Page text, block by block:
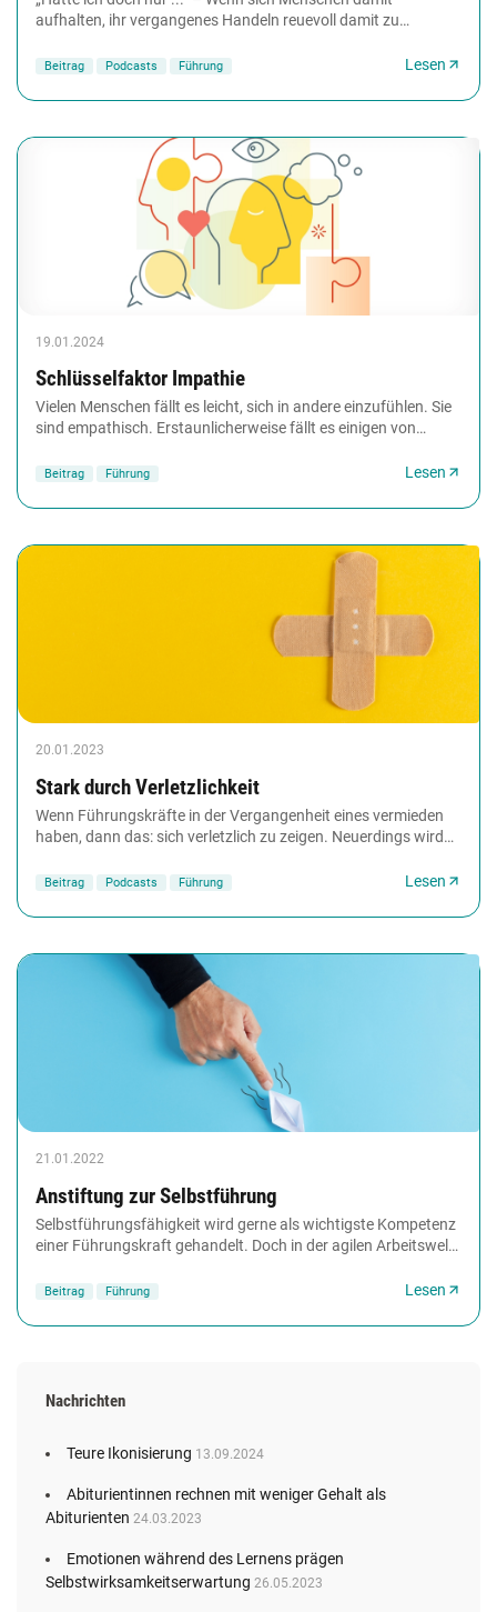
aufhalten, ihr vergangenes Handeln reuevoll damit zu
Beitrag Podcasts Führung Lesen
19.01.2024
Schlüsselfaktor Impathie
Vielen Menschen fällt es leicht, sich in andere einzufühlen. Sie
sind empathisch. Erstaunlicherweise fällt es einigen von
Beitrag Führung Lesen
20.01.2023
Stark durch Verletzlichkeit
Wenn Führungskräfte in der Vergangenheit eines vermieden
haben, dann das: sich verletzlich zu zeigen. Neuerdings wird
Beitrag Podcasts Führung Lesen
21.01.2022
Anstiftung zur Selbstführung
Selbstführungsfähigkeit wird gerne als wichtigste Kompetenz
einer Führungskraft gehandelt. Doch in der agilen Arbeitswelt
Beitrag Führung Lesen
Nachrichten
Teure Ikonisierung 13.09.2024
Abiturientinnen rechnen mit weniger Gehalt als
Abiturienten 24.03.2023
Emotionen während des Lernens prägen
Selbstwirksamkeitserwartung 26.05.2023